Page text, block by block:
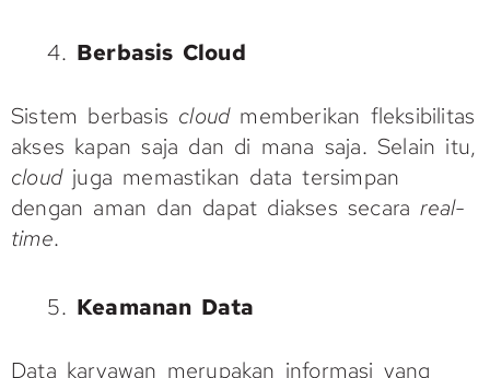
Berbasis Cloud
Sistem berbasis cloudmemberikan fleksibilitas
akses kapan saja dan di mana saja. Selain itu,
cloudjuga memastikan data tersimpan
dengan aman dan dapat diakses secarareal-
time.
Keamanan Data
Data karyawan merupakan informasi yang